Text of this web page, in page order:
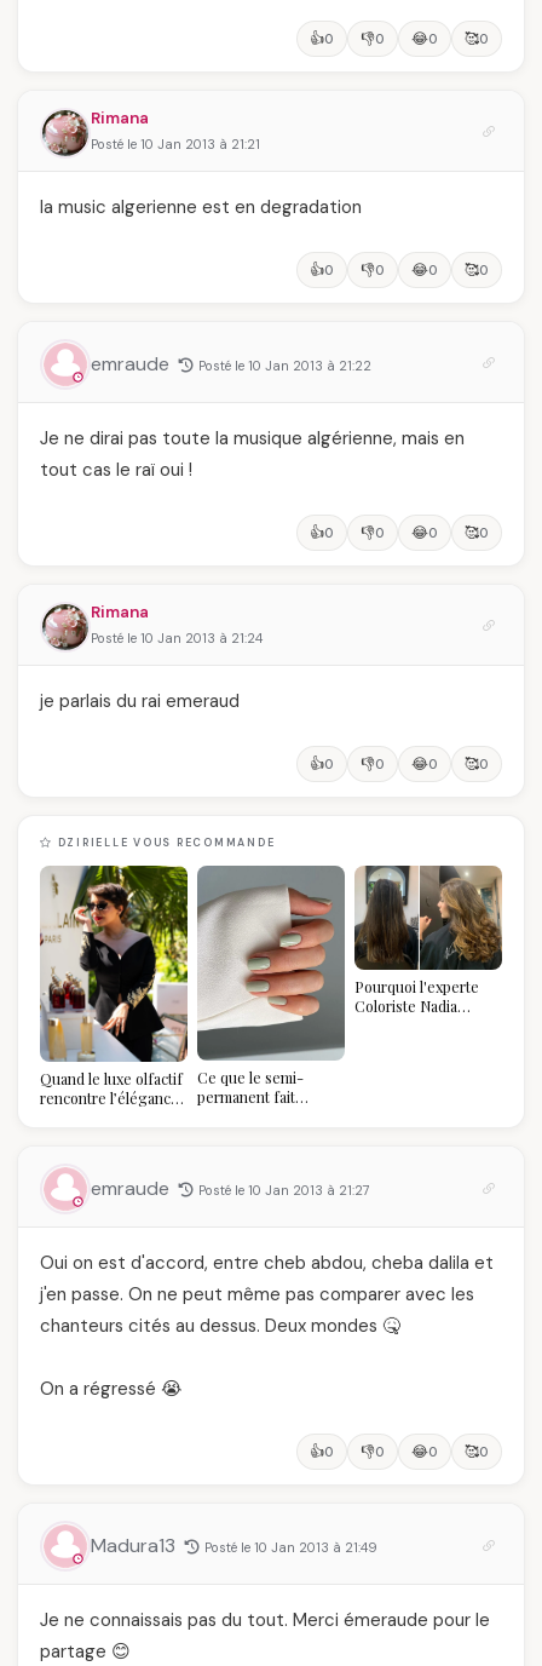
👍0 👎0 😂0 🥰0
Rimana
Posté le 10 Jan 2013 à 21:21
la music algerienne est en degradation
👍0 👎0 😂0 🥰0
emraude Posté le 10 Jan 2013 à 21:22
Je ne dirai pas toute la musique algérienne, mais en
tout cas le raï oui !
👍0 👎0 😂0 🥰0
Rimana
Posté le 10 Jan 2013 à 21:24
je parlais du rai emeraud
👍0 👎0 😂0 🥰0
DZIRIELLE VOUS RECOMMANDE
Quand le luxe olfactif
rencontre l’élégance
temps
Ce que le semi-
permanent fait
Pourquoi l'experte
Coloriste Nadia
emraude Posté le 10 Jan 2013 à 21:27
Oui on est d'accord, entre cheb abdou, cheba dalila et
j'en passe. On ne peut même pas comparer avec les
chanteurs cités au dessus. Deux mondes 🤒
On a régressé 😭
👍0 👎0 😂0 🥰0
Madura13 Posté le 10 Jan 2013 à 21:49
Je ne connaissais pas du tout. Merci émeraude pour le
partage 😊